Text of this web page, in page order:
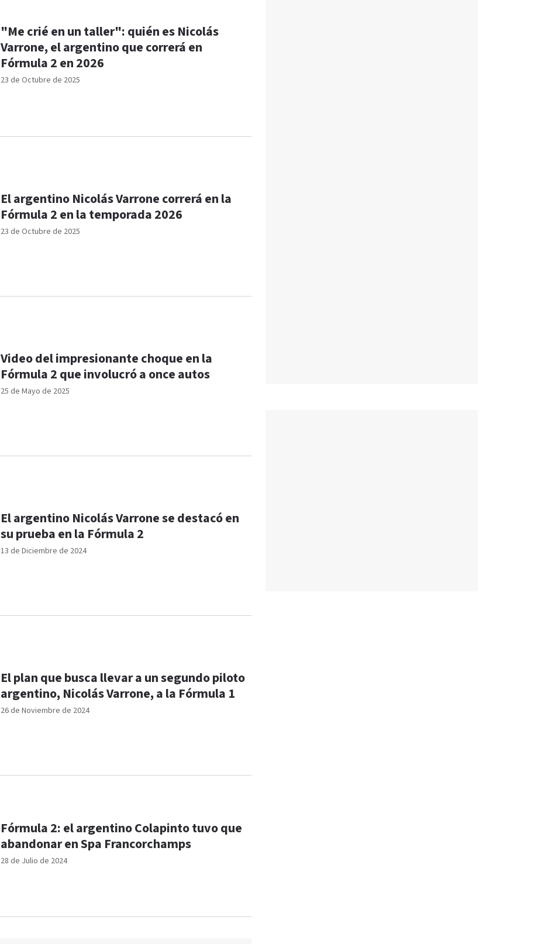
23 de Octubre de 2025
"Me crié en un taller": quién es Nicolás
Varrone, el argentino que correrá en
Fórmula 2 en 2026
23 de Octubre de 2025
El argentino Nicolás Varrone correrá en la
Fórmula 2 en la temporada 2026
25 de Mayo de 2025
Video del impresionante choque en la
Fórmula 2 que involucró a once autos
13 de Diciembre de 2024
El argentino Nicolás Varrone se destacó en
su prueba en la Fórmula 2
26 de Noviembre de 2024
El plan que busca llevar a un segundo piloto
argentino, Nicolás Varrone, a la Fórmula 1
28 de Julio de 2024
Fórmula 2: el argentino Colapinto tuvo que
abandonar en Spa Francorchamps